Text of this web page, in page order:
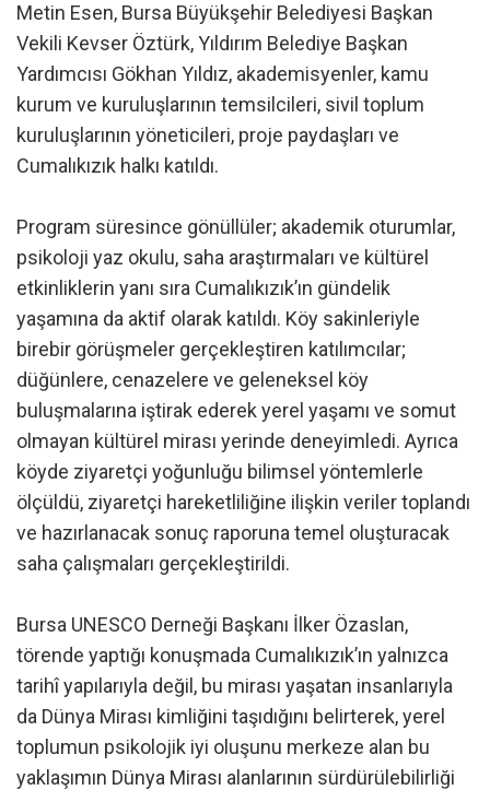
Metin Esen, Bursa Büyükşehir Belediyesi Başkan
Vekili Kevser Öztürk, Yıldırım Belediye Başkan
Yardımcısı Gökhan Yıldız, akademisyenler, kamu
kurum ve kuruluşlarının temsilcileri, sivil toplum
kuruluşlarının yöneticileri, proje paydaşları ve
Cumalıkızık halkı katıldı.
Program süresince gönüllüler; akademik oturumlar,
psikoloji yaz okulu, saha araştırmaları ve kültürel
etkinliklerin yanı sıra Cumalıkızık’ın gündelik
yaşamına da aktif olarak katıldı. Köy sakinleriyle
birebir görüşmeler gerçekleştiren katılımcılar;
düğünlere, cenazelere ve geleneksel köy
buluşmalarına iştirak ederek yerel yaşamı ve somut
olmayan kültürel mirası yerinde deneyimledi. Ayrıca
köyde ziyaretçi yoğunluğu bilimsel yöntemlerle
ölçüldü, ziyaretçi hareketliliğine ilişkin veriler toplandı
ve hazırlanacak sonuç raporuna temel oluşturacak
saha çalışmaları gerçekleştirildi.
Bursa UNESCO Derneği Başkanı İlker Özaslan,
törende yaptığı konuşmada Cumalıkızık’ın yalnızca
tarihî yapılarıyla değil, bu mirası yaşatan insanlarıyla
da Dünya Mirası kimliğini taşıdığını belirterek, yerel
toplumun psikolojik iyi oluşunu merkeze alan bu
yaklaşımın Dünya Mirası alanlarının sürdürülebilirliği